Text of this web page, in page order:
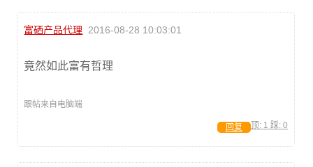
富硒产品代理 2016-08-28 10:03:01
竟然如此富有哲理
跟帖来自电脑端
顶: 1 踩: 0
回复